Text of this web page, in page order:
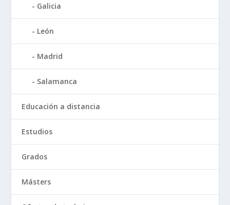
Galicia
León
Madrid
Salamanca
Educación a distancia
Estudios
Grados
Másters